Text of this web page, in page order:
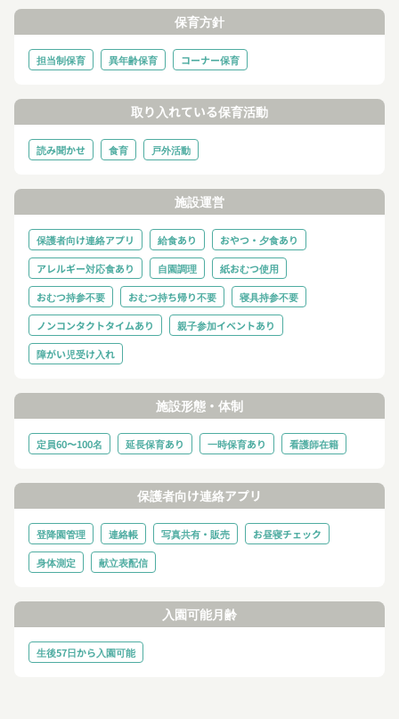
保育方針
担当制保育 異年齢保育 コーナー保育
取り入れている保育活動
読み聞かせ 食育 戸外活動
施設運営
保護者向け連絡アプリ 給食あり
おやつ・夕食あり
アレルギー対応食あり
自園調理
紙おむつ使用
おむつ持参不要
おむつ持ち帰り不要
寝具持参不要
ノンコンタクトタイムあり
親子参加イベントあり
障がい児受け入れ
施設形態・体制
定員60〜100名 延長保育あり 一時保育あり 看護師在籍
保護者向け連絡アプリ
登降園管理 連絡帳 写真共有・販売
お昼寝チェック
身体測定
献立表配信
入園可能月齢
生後57日から入園可能